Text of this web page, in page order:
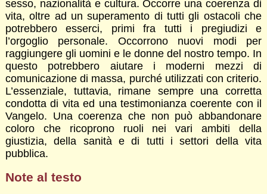
sesso, nazionalità e cultura. Occorre una coerenza di
vita, oltre ad un superamento di tutti gli ostacoli che
potrebbero esserci, primi fra tutti i pregiudizi e
l’orgoglio personale. Occorrono nuovi modi per
raggiungere gli uomini e le donne del nostro tempo. In
questo potrebbero aiutare i moderni mezzi di
comunicazione di massa, purché utilizzati con criterio.
L’essenziale, tuttavia, rimane sempre una corretta
condotta di vita ed una testimonianza coerente con il
Vangelo. Una coerenza che non può abbandonare
coloro che ricoprono ruoli nei vari ambiti della
giustizia, della sanità e di tutti i settori della vita
pubblica.
Note al testo